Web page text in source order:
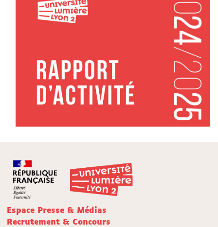
Espace Presse & Médias
Recrutement & Concours